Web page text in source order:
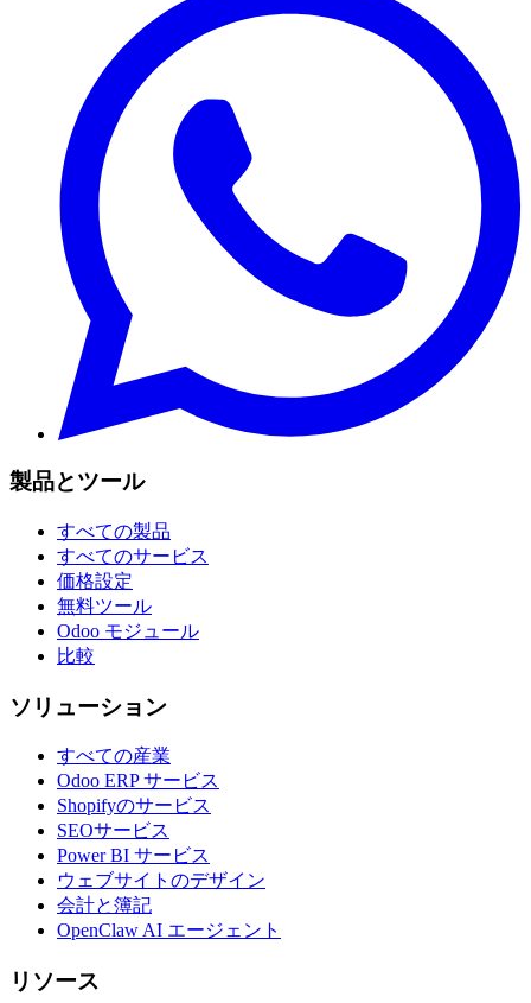
製品とツール
すべての製品
すべてのサービス
価格設定
無料ツール
Odoo モジュール
比較
ソリューション
すべての産業
Odoo ERP サービス
Shopifyのサービス
SEOサービス
Power BI サービス
ウェブサイトのデザイン
会計と簿記
OpenClaw AI エージェント
リソース